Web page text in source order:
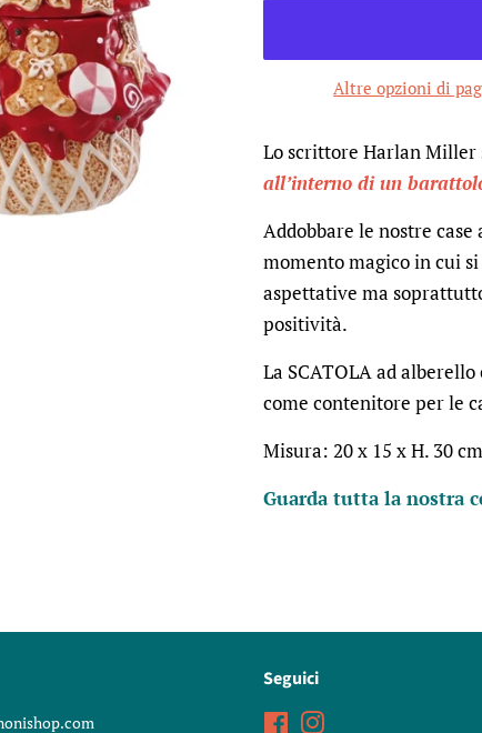
Altre opzioni di
Lo scrittore Harlan Miller
all’interno di un
Addobbare le nostre
momento magico in cui
aspettative ma
positività.
La SCATOLA ad
come contenitore per le
Misura: 20 x 15 x H. 30 cm
Guarda tutta la nostra
Seguici
Facebook